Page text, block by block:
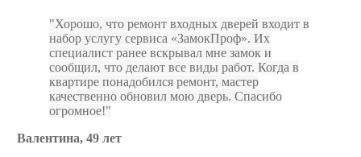
Хорошо, что ремонт входных дверей входит в
набор услугу сервиса «ЗамокПроф». Их
специалист ранее вскрывал мне замок и
сообщил, что делают все виды работ. Когда в
квартире понадобился ремонт, мастер
качественно обновил мою дверь. Спасибо
огромное!
Валентина, 49 лет